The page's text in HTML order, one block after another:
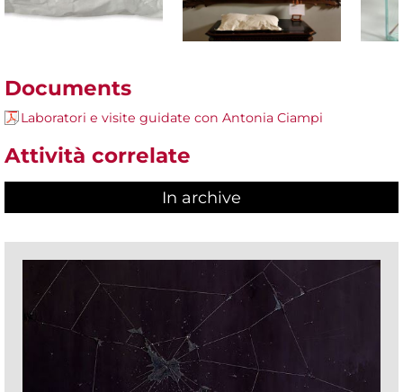
Documents
Laboratori e visite guidate con Antonia Ciampi
Attività correlate
In archive